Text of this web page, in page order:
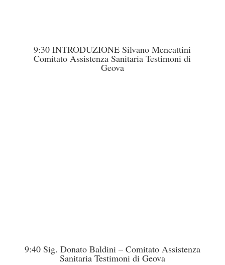
9:30 INTRODUZIONE Silvano Mencattini
Comitato Assistenza Sanitaria Testimoni di
Geova
9:40 Sig. Donato Baldini – Comitato Assistenza
Sanitaria Testimoni di Geova